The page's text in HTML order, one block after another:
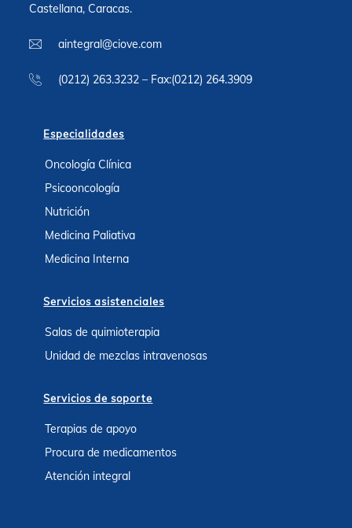
Castellana, Caracas.
aintegral@ciove.com
(0212) 263.3232 – Fax:(0212) 264.3909
Especialidades
Oncología Clínica
Psicooncología
Nutrición
Medicina Paliativa
Medicina Interna
Servicios asistenciales
Salas de quimioterapia
Unidad de mezclas intravenosas
Servicios de soporte
Terapias de apoyo
Procura de medicamentos
Atención integral